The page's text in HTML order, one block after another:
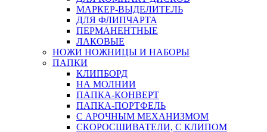
МАРКЕР-ВЫДЕЛИТЕЛЬ
ДЛЯ ФЛИПЧАРТА
ПЕРМАНЕНТНЫЕ
ЛАКОВЫЕ
НОЖИ НОЖНИЦЫ И НАБОРЫ
ПАПКИ
КЛИПБОРД
НА МОЛНИИ
ПАПКА-КОНВЕРТ
ПАПКА-ПОРТФЕЛЬ
С АРОЧНЫМ МЕХАНИЗМОМ
СКОРОСШИВАТЕЛИ, С КЛИПОМ